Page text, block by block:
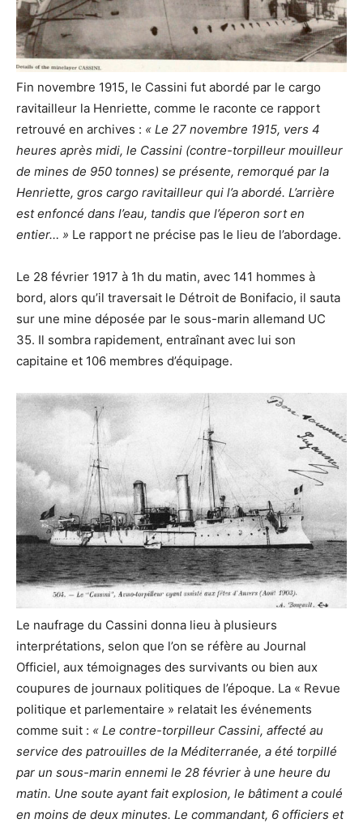
Fin novembre 1915, le Cassini fut abordé par le cargo
ravitailleur la Henriette, comme le raconte ce rapport
retrouvé en archives : « Le 27 novembre 1915, vers 4
heures après midi, le Cassini (contre-torpilleur mouilleur
de mines de 950 tonnes) se présente, remorqué par la
Henriette, gros cargo ravitailleur qui l’a abordé. L’arrière
est enfoncé dans l’eau, tandis que l’éperon sort en
entier… » Le rapport ne précise pas le lieu de l’abordage.
Le 28 février 1917 à 1h du matin, avec 141 hommes à
bord, alors qu’il traversait le Détroit de Bonifacio, il sauta
sur une mine déposée par le sous-marin allemand UC
35. Il sombra rapidement, entraînant avec lui son
capitaine et 106 membres d’équipage.
Le naufrage du Cassini donna lieu à plusieurs
interprétations, selon que l’on se réfère au Journal
Officiel, aux témoignages des survivants ou bien aux
coupures de journaux politiques de l’époque. La « Revue
politique et parlementaire » relatait les événements
comme suit : « Le contre-torpilleur Cassini, affecté au
service des patrouilles de la Méditerranée, a été torpillé
par un sous-marin ennemi le 28 février à une heure du
matin. Une soute ayant fait explosion, le bâtiment a coulé
en moins de deux minutes. Le commandant, 6 officiers et